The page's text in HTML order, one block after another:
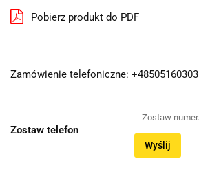
Pobierz produkt do PDF
Zamówienie telefoniczne: +48505160303
Zostaw telefon
Wyślij